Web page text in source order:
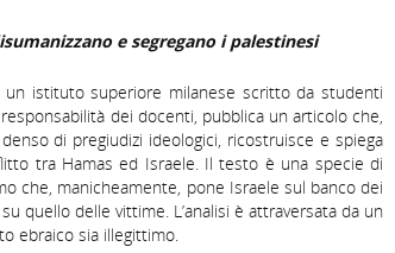
e segregano i palestinesi
un istituto superiore milanese scritto da studenti
dei docenti, pubblica un articolo che,
di pregiudizi ideologici, ricostruisce e spiega
tra Hamas ed Israele. Il testo è una specie di
che, manicheamente, pone Israele sul banco dei
quello delle vittime. L’analisi è attraversata da un
ebraico sia illegittimo.